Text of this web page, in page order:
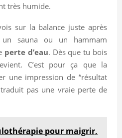
très humide.
sur la balance juste après
sauna ou un hammam
perte d’eau. Dès que tu bois
C’est pour ça que la
une impression de “résultat
pas une vraie perte de
pour maigrir,